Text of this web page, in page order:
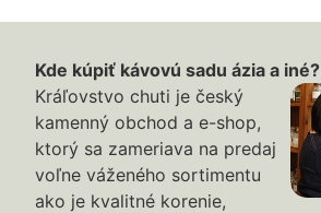
Kde kúpiť kávovú sadu ázia a iné?
Kráľovstvo chuti je český
kamenný obchod a e-shop,
ktorý sa zameriava na predaj
voľne váženého sortimentu
ako je kvalitné korenie,